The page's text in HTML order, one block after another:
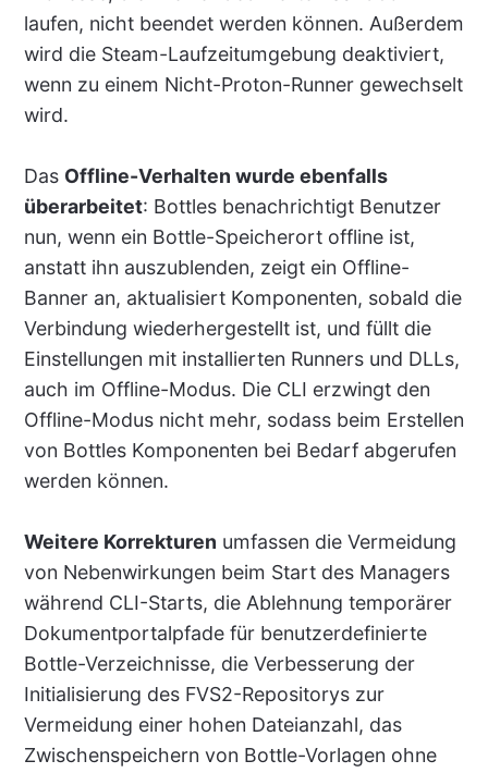
laufen, nicht beendet werden können. Außerdem
wird die Steam-Laufzeitumgebung deaktiviert,
wenn zu einem Nicht-Proton-Runner gewechselt
wird.
Das Offline-Verhalten wurde ebenfalls
überarbeitet: Bottles benachrichtigt Benutzer
nun, wenn ein Bottle-Speicherort offline ist,
anstatt ihn auszublenden, zeigt ein Offline-
Banner an, aktualisiert Komponenten, sobald die
Verbindung wiederhergestellt ist, und füllt die
Einstellungen mit installierten Runners und DLLs,
auch im Offline-Modus. Die CLI erzwingt den
Offline-Modus nicht mehr, sodass beim Erstellen
von Bottles Komponenten bei Bedarf abgerufen
werden können.
Weitere Korrekturen umfassen die Vermeidung
von Nebenwirkungen beim Start des Managers
während CLI-Starts, die Ablehnung temporärer
Dokumentportalpfade für benutzerdefinierte
Bottle-Verzeichnisse, die Verbesserung der
Initialisierung des FVS2-Repositorys zur
Vermeidung einer hohen Dateianzahl, das
Zwischenspeichern von Bottle-Vorlagen ohne